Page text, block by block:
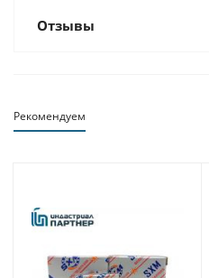
Отзывы
Рекомендуем